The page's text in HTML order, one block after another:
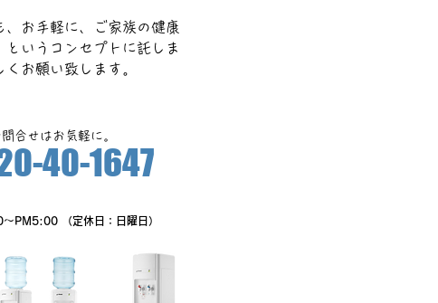
お手軽に、ご家族の健康
いうコンセプトに託しま
お願い致します。
問合せはお気軽に。
40-1647
PM5:00 （定休日：日曜日）